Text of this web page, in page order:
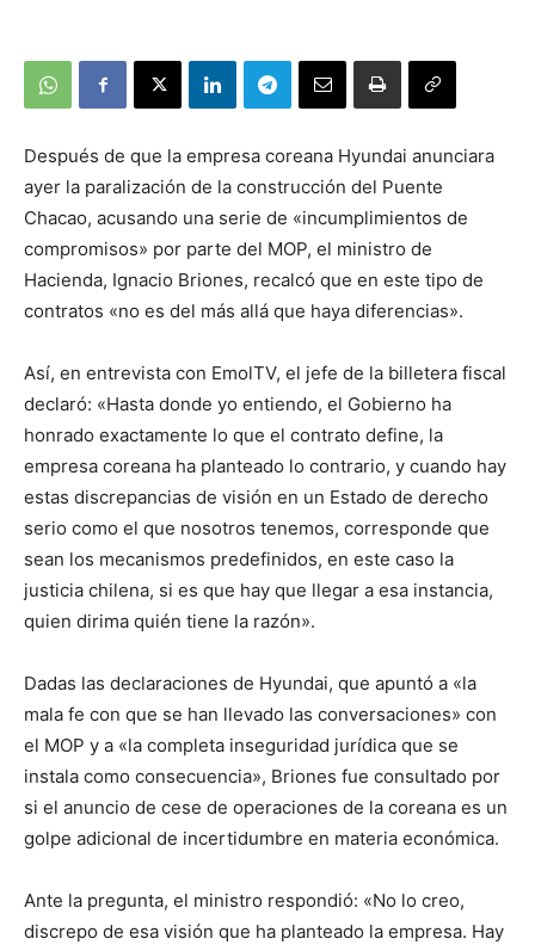
Después de que la empresa coreana Hyundai anunciara
ayer la paralización de la construcción del Puente
Chacao, acusando una serie de «incumplimientos de
compromisos» por parte del MOP, el ministro de
Hacienda, Ignacio Briones, recalcó que en este tipo de
contratos «no es del más allá que haya diferencias».
Así, en entrevista con EmolTV, el jefe de la billetera fiscal
declaró: «Hasta donde yo entiendo, el Gobierno ha
honrado exactamente lo que el contrato define, la
empresa coreana ha planteado lo contrario, y cuando hay
estas discrepancias de visión en un Estado de derecho
serio como el que nosotros tenemos, corresponde que
sean los mecanismos predefinidos, en este caso la
justicia chilena, si es que hay que llegar a esa instancia,
quien dirima quién tiene la razón».
Dadas las declaraciones de Hyundai, que apuntó a «la
mala fe con que se han llevado las conversaciones» con
el MOP y a «la completa inseguridad jurídica que se
instala como consecuencia», Briones fue consultado por
si el anuncio de cese de operaciones de la coreana es un
golpe adicional de incertidumbre en materia económica.
Ante la pregunta, el ministro respondió: «No lo creo,
discrepo de esa visión que ha planteado la empresa. Hay